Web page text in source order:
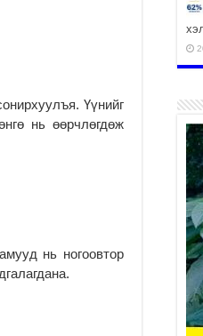
Үүнийг
нь өөрчлөгдөж
нь ногоовтор